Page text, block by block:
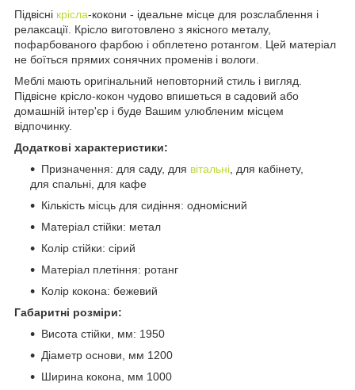
Підвісні крісла-кокони - ідеальне місце для розслаблення і
релаксації. Крісло виготовлено з якісного металу,
пофарбованого фарбою і обплетено ротангом. Цей матеріал
не боїться прямих сонячних променів і вологи.
Меблі мають оригінальний неповторний стиль і вигляд.
Підвісне крісло-кокон чудово впишеться в садовий або
домашній інтер'єр і буде Вашим улюбленим місцем
відпочинку.
Додаткові характеристики:
Призначення: для саду, для вітальні , для кабінету,
для спальні, для кафе
Кількість місць для сидіння: одномісний
Матеріал стійки: метал
Колір стійки: сірий
Матеріал плетіння: ротанг
Колір кокона: бежевий
Габаритні розміри:
Висота стійки, мм: 1950
Діаметр основи, мм 1200
Ширина кокона, мм 1000